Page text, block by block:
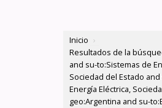
Inicio ›
Resultados de la
and su-to:Sistemas de
Sociedad del Estado
Energía Eléctrica,
geo:Argentina and su-